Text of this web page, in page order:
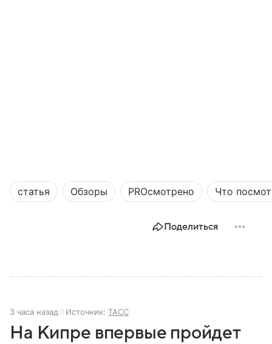
статья Обзоры PROсмотрено Что
Поделиться
3 часа назад Источник: ТАСС
На Кипре впервые пройдет